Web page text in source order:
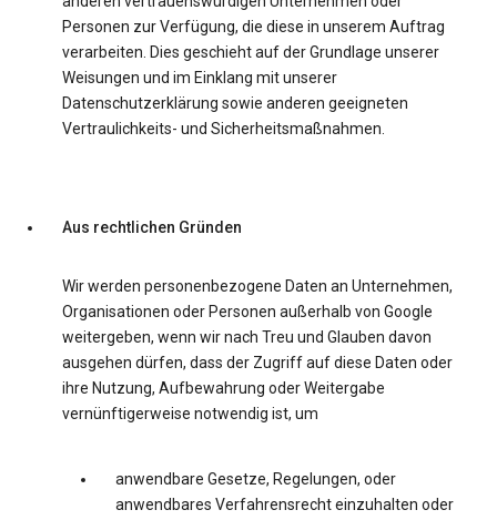
Personen zur Verfügung, die diese in unserem Auftrag
verarbeiten. Dies geschieht auf der Grundlage unserer
Weisungen und im Einklang mit unserer
Datenschutzerklärung sowie anderen geeigneten
Vertraulichkeits- und Sicherheitsmaßnahmen.
Aus rechtlichen Gründen
Wir werden personenbezogene Daten an Unternehmen,
Organisationen oder Personen außerhalb von Google
weitergeben, wenn wir nach Treu und Glauben davon
ausgehen dürfen, dass der Zugriff auf diese Daten oder
ihre Nutzung, Aufbewahrung oder Weitergabe
vernünftigerweise notwendig ist, um
anwendbare Gesetze, Regelungen, oder
anwendbares Verfahrensrecht einzuhalten oder